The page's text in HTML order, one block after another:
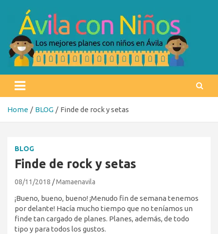
content
Ávila con niños
Home BLOG Finde de rock y setas
BLOG
Finde de rock y setas
08/11/2018 Mamaenavila
¡Bueno, bueno, bueno! ¡Menudo fin de semana tenemos
por delante! Hacía mucho tiempo que no teníamos un
finde tan cargado de planes. Planes, además, de todo
tipo y para todos los gustos.